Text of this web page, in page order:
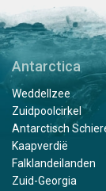
Antarctica
Weddellzee
Zuidpoolcirkel
Antarctisch
Kaapverdië
Falklandeilanden
Zuid-Georgia